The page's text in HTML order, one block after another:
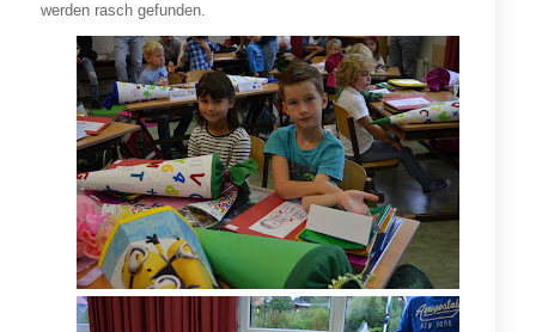
werden rasch gefunden.